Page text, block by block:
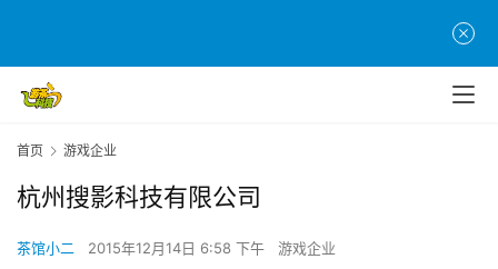
茶
创
戏
首页 游戏企业
杭州搜影科技有限公司
茶馆小二 2015年12月14日 6:58 下午 游戏企业